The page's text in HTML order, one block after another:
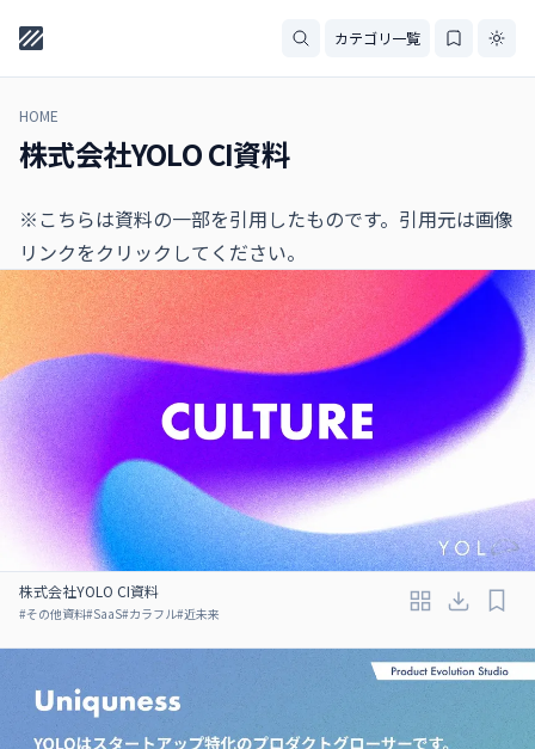
カテゴリ一覧
HOME
株式会社YOLO CI資料
※こちらは資料の一部を引用したものです。引用元は画像
リンクをクリックしてください。
株式会社YOLO CI資料
#その他資料#SaaS#カラフル#近未来